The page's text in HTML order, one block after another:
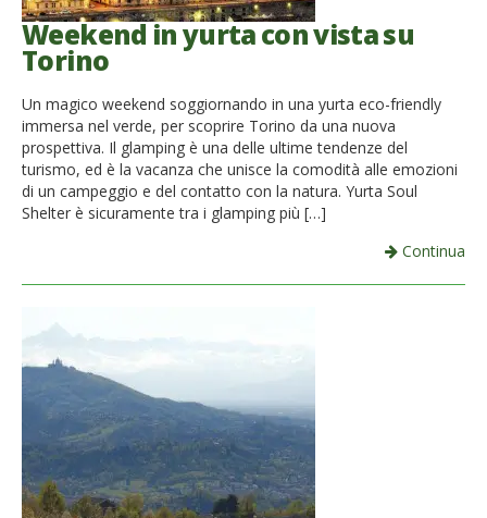
Weekend in yurta con vista su
Torino
Un magico weekend soggiornando in una yurta eco-friendly
immersa nel verde, per scoprire Torino da una nuova
prospettiva. Il glamping è una delle ultime tendenze del
turismo, ed è la vacanza che unisce la comodità alle emozioni
di un campeggio e del contatto con la natura. Yurta Soul
Shelter è sicuramente tra i glamping più […]
Continua